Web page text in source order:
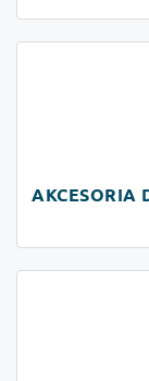
AKCESORIA